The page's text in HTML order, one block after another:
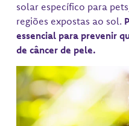
solar específico para
regiões expostas ao sol.
essencial para prevenir
de câncer de pele.